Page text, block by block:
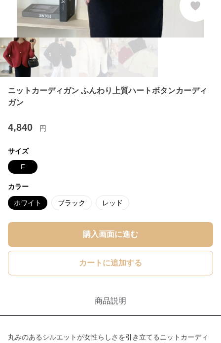
ニットカーディガン ふんわり上質ハートボタンカーディ
ガン
4,840 円
サイズ
F
カラー
ホワイト ブラック レッド
購入画面に進む
カートに追加する
商品説明
丸みのあるシルエットが女性らしさを引き立てるニットカーディ